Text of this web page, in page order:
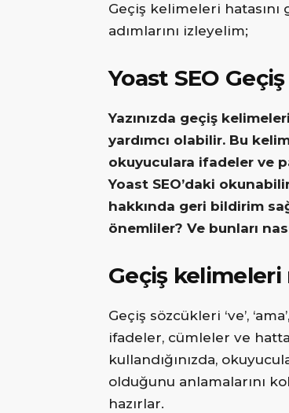
Geçiş kelimeleri hatasını
adımlarını izleyelim;
Yoast SEO
Yazınızda geçiş
yardımcı olabilir. Bu
okuyuculara ifadeler ve
Yoast SEO’daki
hakkında geri bildirim
önemliler? Ve bunları
Geçiş
Geçiş sözcükleri ‘ve’,
ifadeler, cümleler ve
kullandığınızda,
olduğunu anlamalarını
hazırlar.